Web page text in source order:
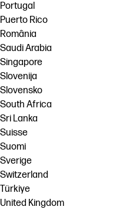
Portugal
Puerto Rico
România
Saudi Arabia
Singapore
Slovenija
Slovensko
South Africa
Sri Lanka
Suisse
Suomi
Sverige
Switzerland
Türkiye
United Kingdom